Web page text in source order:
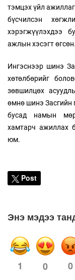
тэмцэх үйл
бүсчилсэн
хэрэгжүүлэхдээ
ажлын хэсэгт өгсөн.
Ингэснээр шинэ
хөтөлбөрийг
зөвшилцөх
өмнө шинэ Засгийн
бусад намын
хамтарч ажиллах
юм.
Post
Энэ мэдээ
1 0 0